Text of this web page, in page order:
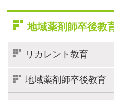
地域薬剤師卒後教
リカレント教育
地域薬剤師卒後教育